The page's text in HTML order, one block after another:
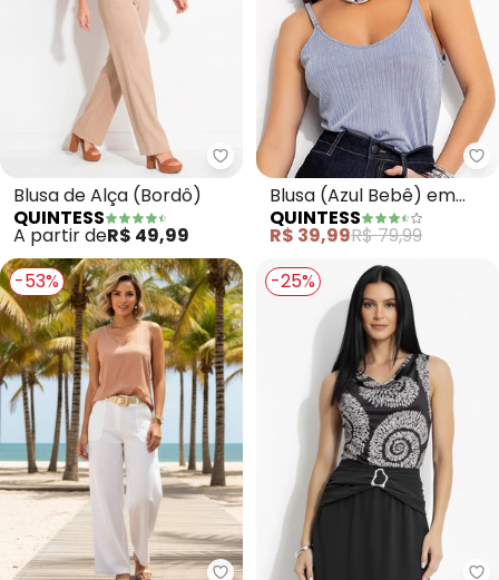
Quintess - Blusa de Alça
Blusa de Alça (Bordô)
QUINTESS
A partir deR$ 49,99
Blusa (Azul Bebê) em
Malha Plissada
QUINTESS
R$ 39,99R$ 79,99
-53%
-25%